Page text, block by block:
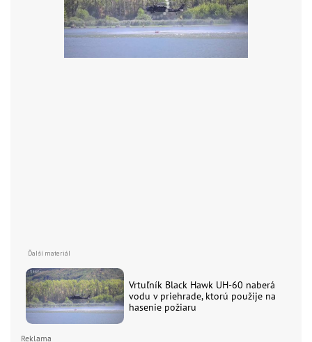
Vrtuľník Black Hawk UH-60 naberá
vodu v priehrade, ktorú použije na
hasenie požiaru
Reklama